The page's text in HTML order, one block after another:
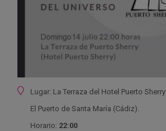
Ubicación
Lugar: La Terraza del Hotel Puerto Sherry
El Puerto de Santa María (Cádiz).
Horario: 22:00